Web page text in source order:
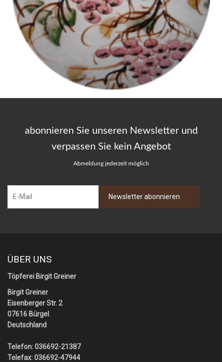
abonnieren Sie unseren Newsletter und
verpassen Sie kein Angebot
Abmeldung jederzeit möglich
ÜBER UNS
Töpferei Birgit Greiner
Birgit Greiner
Eisenberger Str. 2
07616 Bürgel
Deutschland
Telefon: 036692-21387
Telefax: 036692-47944